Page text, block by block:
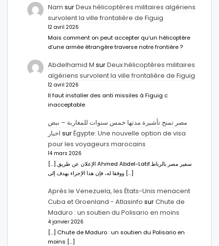
Nam surDeux hélicoptères militaires algériens
survolent la ville frontalière de Figuig
12 avril 2026
Mais comment on peut accepter qu’un hélicoptère
d’une armée étrangère traverse notre frontière ?
Abdelhamid M surDeux hélicoptères militaires
algériens survolent la ville frontalière de Figuig
12 avril 2026
Il faut installer des anti missiles à Figuig c
inacceptable
مصر تمنح تأشيرة مدتها خمس سنوات للمغاربة – نبض
اخبار surÉgypte: Une nouvelle option de visa
pour les voyageurs marocains
14 mars 2026
[…] الإعلان عن طريق Ahmed Abdel-Latifسفير مصر بالرباط.
ووفقا له، فإن هذا الإجراء يهدف إلى […]
Après le Venezuela, les États-Unis menacent
Cuba et Groenland - Atlasinfo surChute de
Maduro : un soutien du Polisario en moins
4 janvier 2026
[…] Chute de Maduro : un soutien du Polisario en
moins […]